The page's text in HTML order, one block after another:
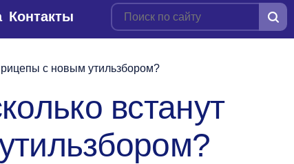
Контакты
с новым утильзбором?
встанут